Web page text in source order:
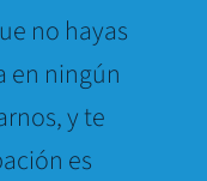
no hayas
en ningún
y te
es